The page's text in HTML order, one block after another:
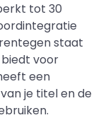
tot 30
staat
voor
een
je titel en de